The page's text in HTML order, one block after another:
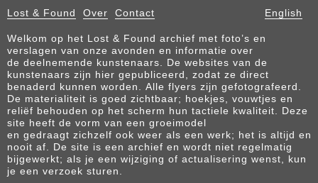
Lost & Found Over Contact English
Welkom op het Lost & Found archief met foto’s en
verslagen van onze avonden en informatie over
de deelnemende kunstenaars. De websites van de
kunstenaars zijn hier gepubliceerd, zodat ze direct
benaderd kunnen worden. Alle flyers zijn gefotografeerd.
De materialiteit is goed zichtbaar; hoekjes, vouwtjes en
reliëf behouden op het scherm hun tactiele kwaliteit. Deze
site heeft de vorm van een groeimodel
en gedraagt zichzelf ook weer als een werk; het is altijd en
nooit af. De site is een archief en wordt niet regelmatig
bijgewerkt; als je een wijziging of actualisering wenst, kun
je een verzoek sturen.